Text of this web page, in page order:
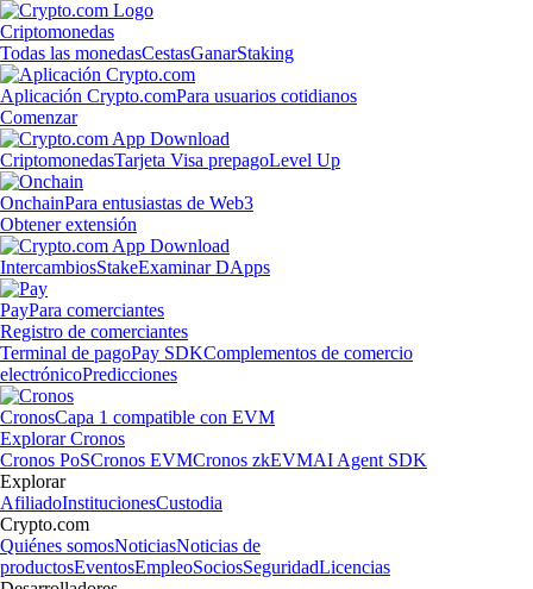
Criptomonedas
Todas las monedasCestasGanarStaking
Aplicación Crypto.comPara usuarios cotidianos
Comenzar
CriptomonedasTarjeta Visa prepagoLevel Up
OnchainPara entusiastas de Web3
Obtener extensión
IntercambiosStakeExaminar DApps
PayPara comerciantes
Registro de comerciantes
Terminal de pagoPay SDKComplementos de comercio
electrónicoPredicciones
CronosCapa 1 compatible con EVM
Explorar Cronos
Cronos PoSCronos EVMCronos zkEVMAI Agent SDK
Explorar
AfiliadoInstitucionesCustodia
Crypto.com
Quiénes somosNoticiasNoticias de
productosEventosEmpleoSociosSeguridadLicencias